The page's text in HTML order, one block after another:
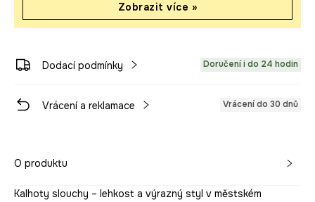
Zobrazit více »
Dodací podmínky Doručení i do 24 hodin
Vrácení a reklamace Vrácení do 30 dnů
O produktu
Kalhoty slouchy – lehkost a výrazný styl v městském